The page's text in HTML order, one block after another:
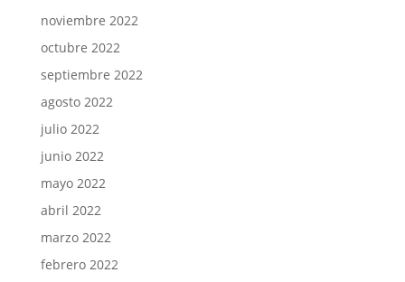
noviembre 2022
octubre 2022
septiembre 2022
agosto 2022
julio 2022
junio 2022
mayo 2022
abril 2022
marzo 2022
febrero 2022